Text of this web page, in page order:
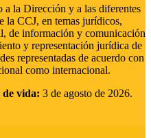
a la Dirección y a las diferentes
la CCJ, en temas jurídicos,
de información y comunicación
y representación jurídica de
representadas de acuerdo con
como internacional.
vida: 3 de agosto de 2026.